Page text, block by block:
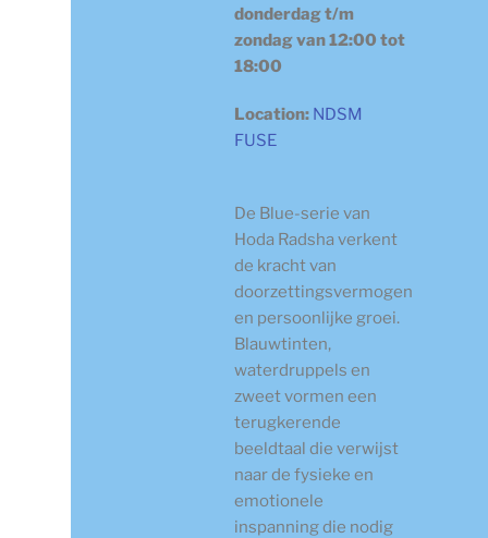
donderdag t/m
zondag van 12:00 tot
18:00
Location: NDSM
FUSE
De Blue-serie van
Hoda Radsha verkent
de kracht van
doorzettingsvermogen
en persoonlijke groei.
Blauwtinten,
waterdruppels en
zweet vormen een
terugkerende
beeldtaal die verwijst
naar de fysieke en
emotionele
inspanning die nodig